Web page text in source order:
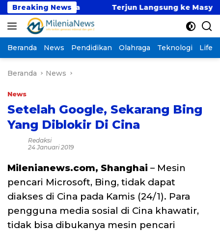
Langsung
ke
konten
Breaking News
Maba Terjun Langsung ke Masyarakat, Tim
Beranda News Pendidikan Olahraga Teknologi
Beranda News
News
Setelah Google, Sekarang Bing
Yang Diblokir Di Cina
Redaksi
24 Januari 2019
Milenianews.com, Shanghai – Mesin
pencari Microsoft, Bing, tidak dapat
diakses di Cina pada Kamis (24/1). Para
pengguna media sosial di Cina khawatir,
tidak bisa dibukanya mesin pencari